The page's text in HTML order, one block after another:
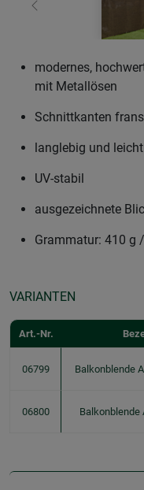
Zurück
modernes,
mit Metallösen
Schnittkanten
langlebig und leicht
UV-stabil
ausgezeichnete
Grammatur: 410 g
VARIANTEN
Art.-Nr.
06799 Balkonblende
06800 Balkonblende